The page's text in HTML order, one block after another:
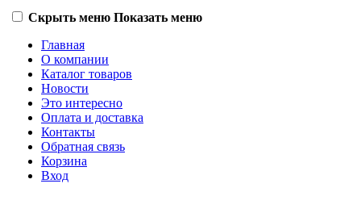
Скрыть меню Показать меню
Главная
О компании
Каталог товаров
Новости
Это интересно
Оплата и доставка
Контакты
Обратная связь
Корзина
Вход